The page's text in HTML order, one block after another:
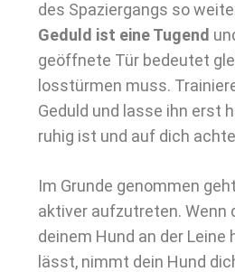
des Spaziergangs so
Geduld ist eine Tugend
geöffnete Tür bedeutet
losstürmen muss.
Geduld und lasse ihn erst
ruhig ist und auf dich
Im Grunde genommen
aktiver aufzutreten. Wenn
deinem Hund an der
lässt, nimmt dein Hund